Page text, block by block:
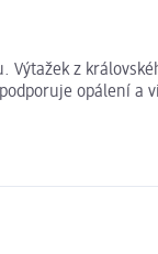
z
opálení